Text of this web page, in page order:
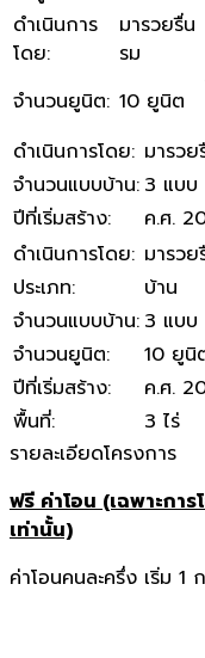
ดำเนินการ
โดย:
มารวยรื่น
รม
จำนวนยูนิต: 10 ยูนิต
ดำเนินการโดย: มารวย
จำนวนแบบบ้าน: 3 แบบ
ปีที่เริ่มสร้าง: ค.ศ.
ดำเนินการโดย: มารวย
ประเภท:
บ้าน
จำนวนแบบบ้าน: 3 แบบ
จำนวนยูนิต:
10 ยูนิ
ปีที่เริ่มสร้าง:
ค.ศ.
พื้นที่:
3 ไร่
รายละเอียดโครงการ
ฟรี ค่าโอน (เฉพาะกา
เท่านั้น)
ค่าโอนคนละครึ่ง เริ่ม 1